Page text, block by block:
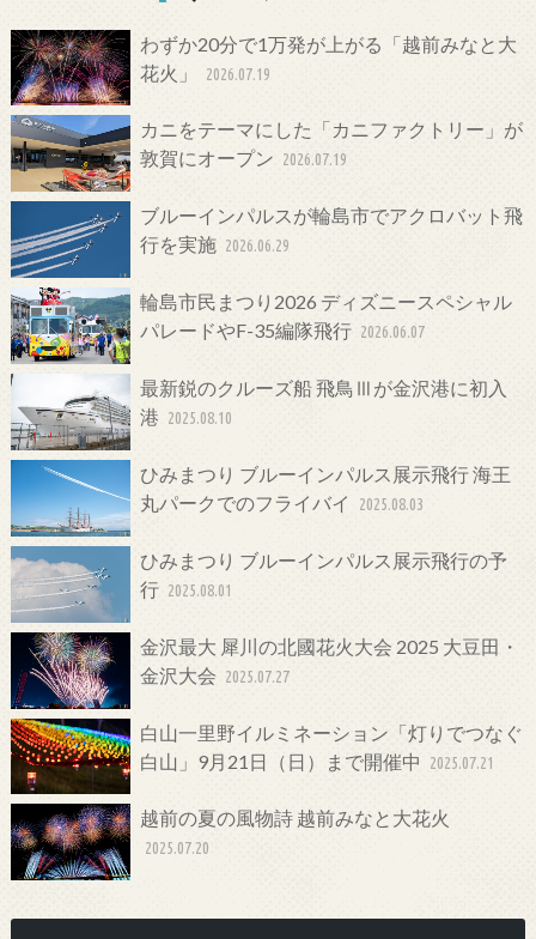
わずか20分で1万発が上がる「越前みなと大
花火」
2026.07.19
カニをテーマにした「カニファクトリー」が
敦賀にオープン 2026.07.19
ブルーインパルスが輪島市でアクロバット飛
行を実施 2026.06.29
輪島市民まつり2026 ディズニースペシャル
パレードやF-35編隊飛行 2026.06.07
最新鋭のクルーズ船 飛鳥Ⅲが金沢港に初入
港 2025.08.10
ひみまつり ブルーインパルス展示飛行 海王
丸パークでのフライバイ
2025.08.03
ひみまつり ブルーインパルス展示飛行の予
行 2025.08.01
金沢最大 犀川の北國花火大会 2025 大豆田・
金沢大会 2025.07.27
白山一里野イルミネーション「灯りでつなぐ
白山」9月21日（日）まで開催中
2025.07.21
越前の夏の風物詩 越前みなと大花火
2025.07.20